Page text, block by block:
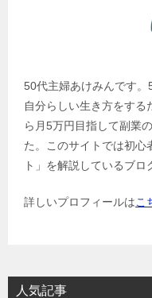
50代主婦あけみんです
自分らしい生き方をす
ら月5万円目指して副業
た。このサイトでは初心
ト」を解説しているブロ
詳しいプロフィールはこ
人気記事